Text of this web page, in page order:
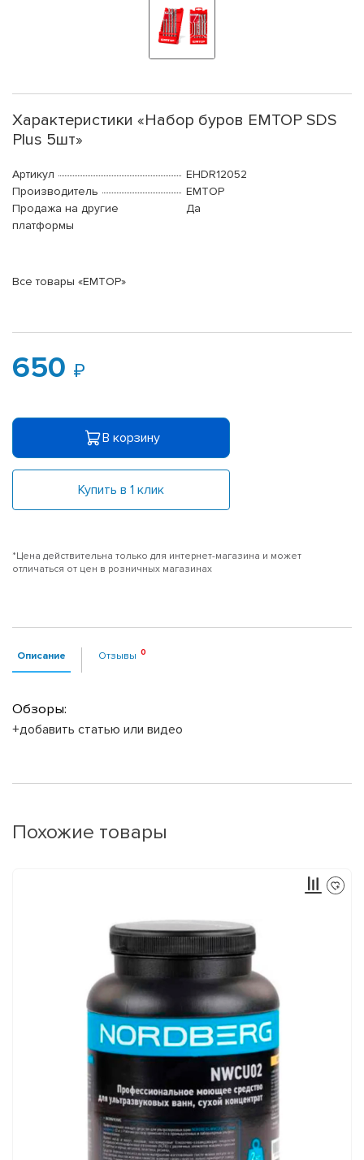
Характеристики «Набор буров EMTOP SDS
Plus 5шт»
Артикул
EHDR12052
Производитель
EMTOP
Продажа на другие
платформы
Да
Все товары «EMTOP»
650
В корзину
Купить в 1 клик
*Цена действительна только для интернет-магазина и может
отличаться от цен в розничных магазинах
Описание Отзывы
Обзоры:
+добавить статью или видео
Похожие товары